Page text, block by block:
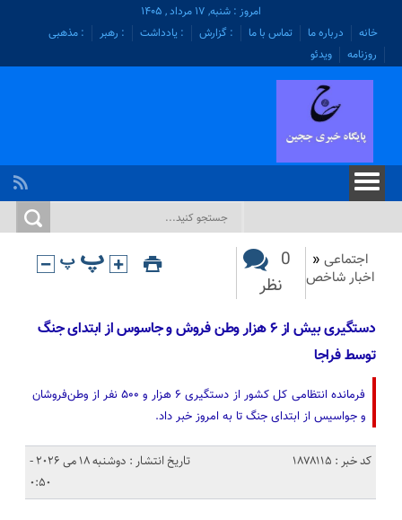
امروز : شنبه, ۱۷ مرداد , ۱۴۰۵
خانه
درباره ما تماس با ما : گزارش : یادداشت : رهبر
: مذهبی
روزنامه
ویدئو
اجتماعی «
اخبار شاخص
0
نظر
دستگیری بیش از ۶ هزار وطن فروش و جاسوس از ابتدای جنگ
توسط فراجا
فرمانده انتظامی کل کشور از دستگیری ۶ هزار و ۵۰۰ نفر از وطن‌فروشان
و جواسیس از ابتدای جنگ تا به امروز خبر داد.
کد خبر : 1878115
تاریخ انتشار : دوشنبه 18 می 2026 -
0:50